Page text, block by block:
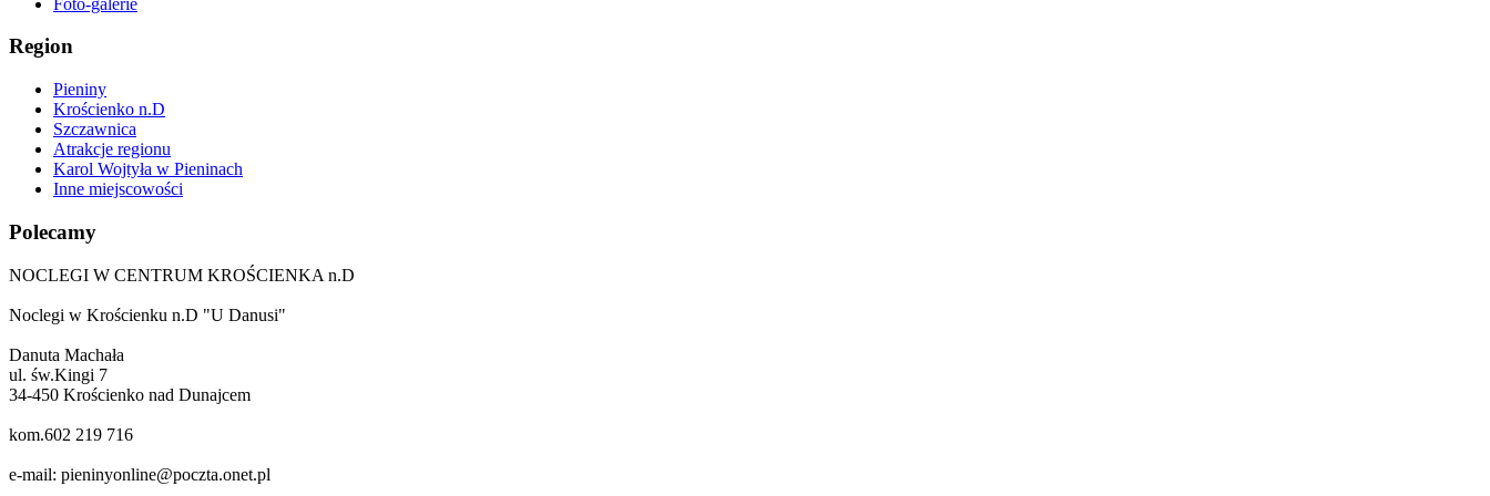
Region
Pieniny
Krościenko n.D
Szczawnica
Atrakcje regionu
Karol Wojtyła w Pieninach
Inne miejscowości
Polecamy
NOCLEGI W CENTRUM KROŚCIENKA n.D
Noclegi w Krościenku n.D "U Danusi"
Danuta Machała
ul. św.Kingi 7
34-450 Krościenko nad Dunajcem
kom.602 219 716
e-mail: pieninyonline@poczta.onet.pl